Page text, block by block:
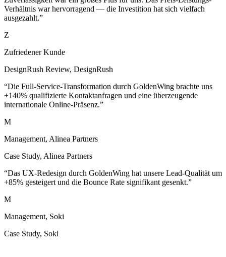
Z
Zufriedener Kunde
DesignRush Review
“Die Full-Service-Transformation durch GoldenWing brachte uns
+140% qualifizierte Kontaktanfragen und eine überzeugende
internationale Online-Präsenz.”
M
Management, Alinea Partners
Case Study,Alinea Partners
“Das UX-Redesign durch GoldenWing hat unsere Lead-Qualität um
+85% gesteigert und die Bounce Rate signifikant gesenkt.
M
Management, Soki
Case Study,Soki